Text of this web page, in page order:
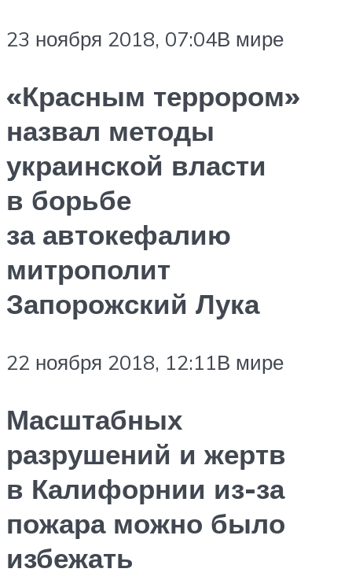
23 ноября 2018, 07:04В мире
«Красным террором»
назвал методы
украинской власти
в борьбе
за автокефалию
митрополит
Запорожский Лука
22 ноября 2018, 12:11В мире
Масштабных
разрушений и жертв
в Калифорнии из-за
пожара можно было
избежать